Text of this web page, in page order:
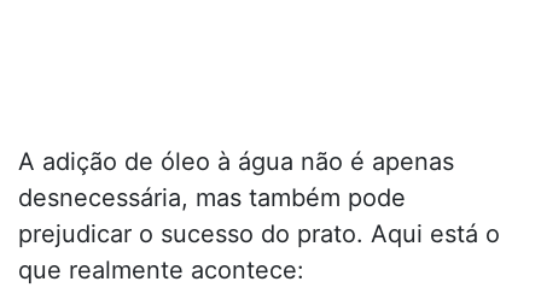
A adição de óleo à água não é apenas
desnecessária, mas também pode
prejudicar o sucesso do prato. Aqui está o
que realmente acontece: